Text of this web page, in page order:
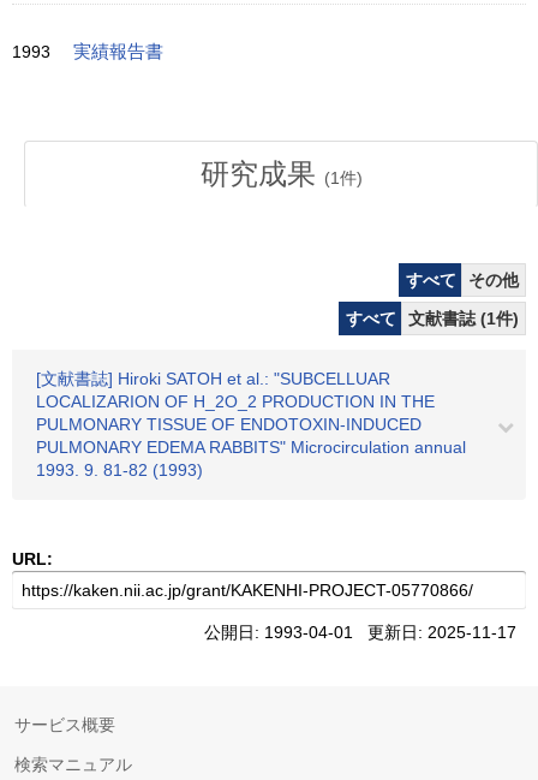
1993 実績報告書
研究成果 (1件)
すべて
その他
すべて
文献書誌 (1件)
[文献書誌] Hiroki SATOH et al.: "SUBCELLUAR
LOCALIZARION OF H_2O_2 PRODUCTION IN THE
PULMONARY TISSUE OF ENDOTOXIN-INDUCED
PULMONARY EDEMA RABBITS" Microcirculation annual
1993. 9. 81-82 (1993)
URL:
公開日: 1993-04-01 更新日: 2025-11-17
サービス概要
検索マニュアル